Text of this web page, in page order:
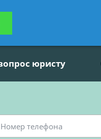
юристу